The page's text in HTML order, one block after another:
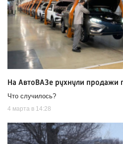
На АвтоВАЗе рухнули продажи
Что случилось?
4 марта в 14:28